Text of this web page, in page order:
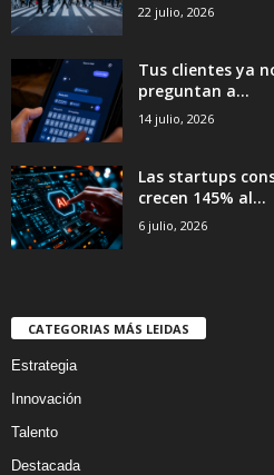
22 julio, 2026
Tus clientes ya
preguntan a...
14 julio, 2026
Las startups
crecen 145% al...
6 julio, 2026
CATEGORIAS MÁS LEIDAS
Estrategia
Innovación
Talento
Destacada